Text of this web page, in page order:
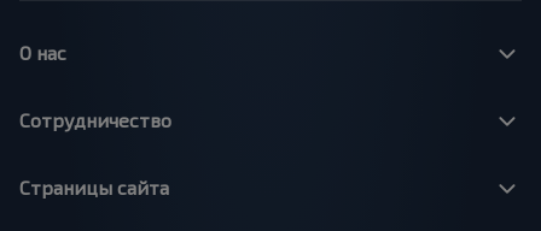
О нас
Сотрудничество
Страницы сайта